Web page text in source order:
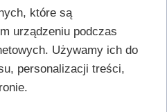
które są
urządzeniu podczas
Używamy ich do
personalizacji treści,